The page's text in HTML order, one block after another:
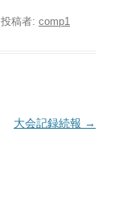
投稿者: comp1
大会記録続報 →